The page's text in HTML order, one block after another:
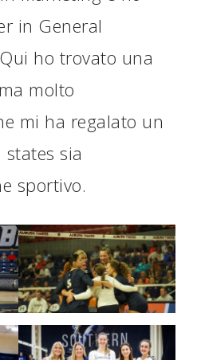
in General
ho trovato una
molto
mi ha regalato un
sia
sportivo.